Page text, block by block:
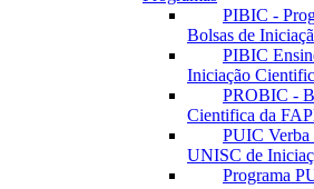
PIBIC -
Bolsas de
PIBIC
Iniciação
PROBIC -
Cientifica da
PUIC Verba
UNISC de
Programa